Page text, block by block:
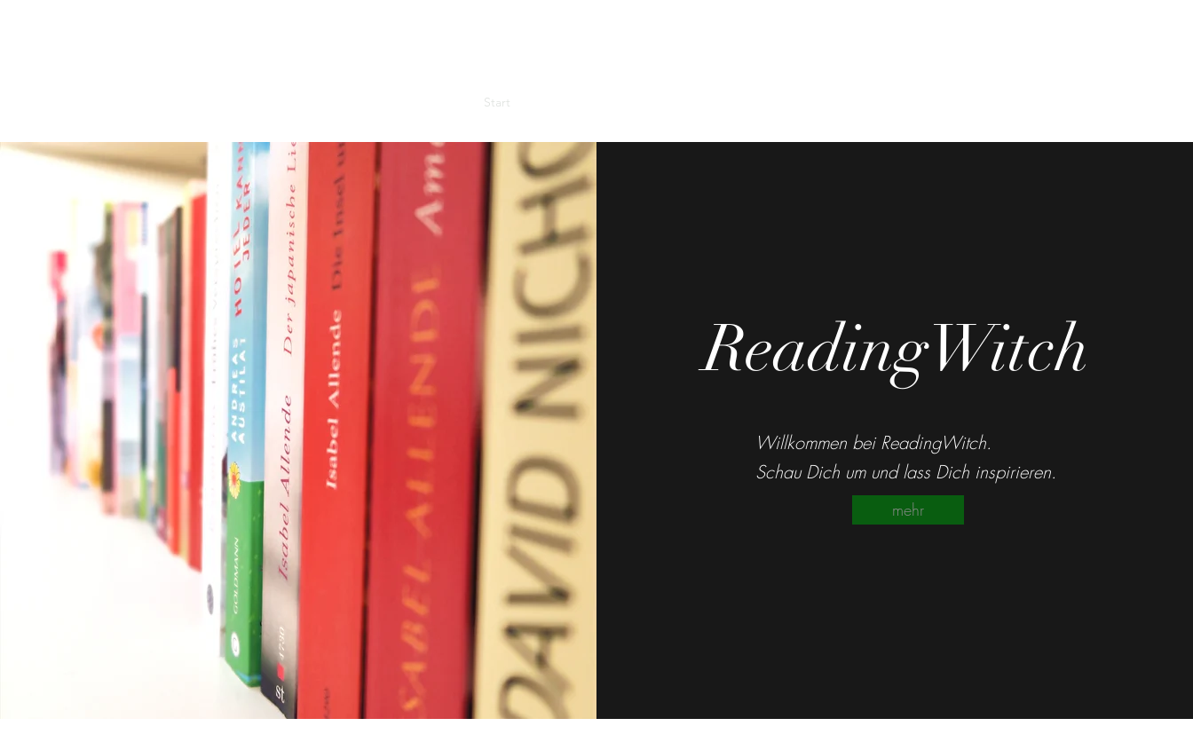
Start
Button
ReadingWitch
Willkommen bei ReadingWitch.
Schau Dich um und lass Dich inspirieren.
mehr